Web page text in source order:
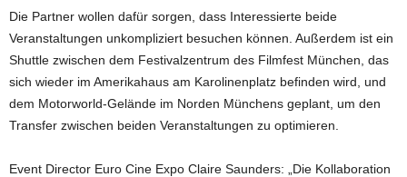
Die Partner wollen dafür sorgen, dass Interessierte beide
Veranstaltungen unkompliziert besuchen können. Außerdem ist ein
Shuttle zwischen dem Festivalzentrum des Filmfest München, das
sich wieder im Amerikahaus am Karolinenplatz befinden wird, und
dem Motorworld-Gelände im Norden Münchens geplant, um den
Transfer zwischen beiden Veranstaltungen zu optimieren.
Event Director Euro Cine Expo Claire Saunders: „Die Kollaboration